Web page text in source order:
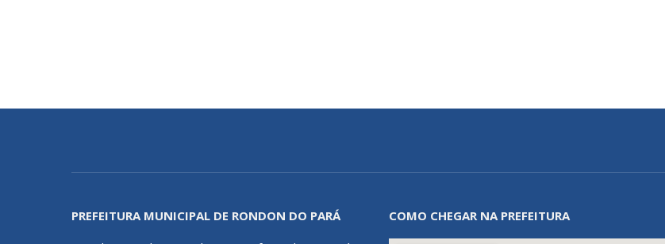
PREFEITURA MUNICIPAL DE RONDON DO PARÁ
COMO CHEGAR NA PREFEITURA